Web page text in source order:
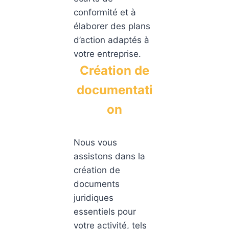
conformité et à
élaborer des plans
d’action adaptés à
votre entreprise.
Création de
documentati
on
Nous vous
assistons dans la
création de
documents
juridiques
essentiels pour
votre activité, tels